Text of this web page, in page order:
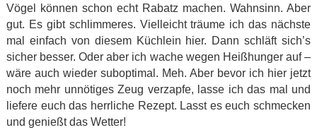
Vögel können schon echt Rabatz machen. Wahnsinn. Aber
gut. Es gibt schlimmeres. Vielleicht träume ich das nächste
mal einfach von diesem Küchlein hier. Dann schläft sich’s
sicher besser. Oder aber ich wache wegen Heißhunger auf –
wäre auch wieder suboptimal. Meh. Aber bevor ich hier jetzt
noch mehr unnötiges Zeug verzapfe, lasse ich das mal und
liefere euch das herrliche Rezept. Lasst es euch schmecken
und genießt das Wetter!